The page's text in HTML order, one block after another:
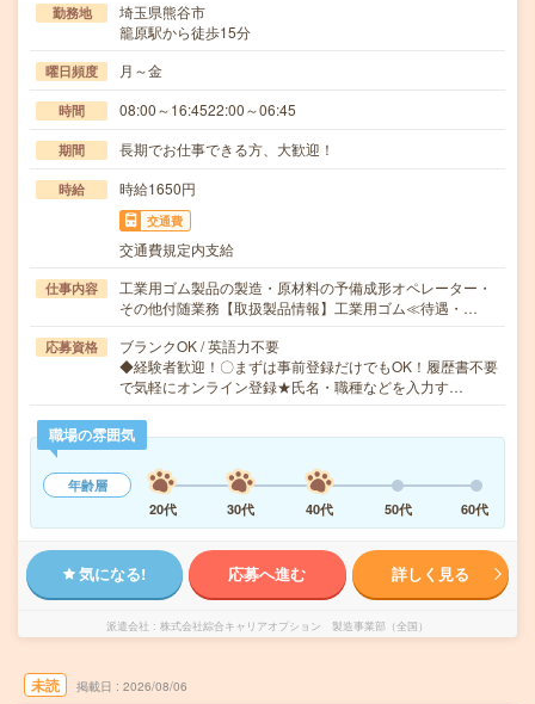
勤務地
埼玉県熊谷市
籠原駅から徒歩15分
曜日頻度 月～金
時間 08:00～16:4522:00～06:45
期間 長期でお仕事できる方、大歓迎！
時給 時給1650円
交通費
交通費規定内支給
仕事内容
工業用ゴム製品の製造・原材料の予備成形オペレーター・
その他付随業務【取扱製品情報】工業用ゴム≪待遇・…
応募資格
ブランクOK / 英語力不要
◆経験者歓迎！〇まずは事前登録だけでもOK！履歴書不要
で気軽にオンライン登録★氏名・職種などを入力す…
職場の雰囲気
年齢層
20代
30代 40代 50代 60代
気になる! 応募へ進む 詳しく見る
派遣会社 株式会社綜合キャリアオプション 製造事業部（全国）
未読 掲載日 2026/08/06